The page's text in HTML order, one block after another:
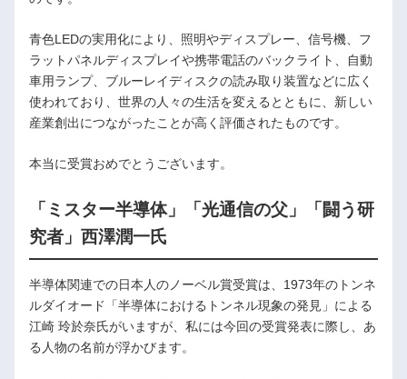
青色LEDの実用化により、照明やディスプレー、信号機、フ
ラットパネルディスプレイや携帯電話のバックライト、自動
車用ランプ、ブルーレイディスクの読み取り装置などに広く
使われており、世界の人々の生活を変えるとともに、新しい
産業創出につながったことが高く評価されたものです。
本当に受賞おめでとうございます。
「ミスター半導体」「光通信の父」「闘う研
究者」西澤潤一氏
半導体関連での日本人のノーベル賞受賞は、1973年のトンネ
ルダイオード「半導体におけるトンネル現象の発見」による
江崎 玲於奈氏がいますが、私には今回の受賞発表に際し、あ
る人物の名前が浮かびます。